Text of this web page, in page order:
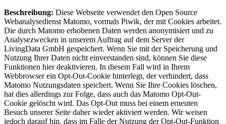
Beschreibung: Diese Webseite verwendet den Open Source
Webanalysedienst Matomo, vormals Piwik, der mit Cookies arbeitet.
Die durch Matomo erhobenen Daten werden anonymisiert und zu
Analysezwecken in unserem Auftrag auf dem Server der
LivingData GmbH gespeichert. Wenn Sie mit der Speicherung und
Nutzung Ihrer Daten nicht einverstanden sind, können Sie diese
Funktionen hier deaktivieren. In diesem Fall wird in Ihrem
Webbrowser ein Opt-Out-Cookie hinterlegt, der verhindert, dass
Matomo Nutzungsdaten speichert. Wenn Sie Ihre Cookies löschen,
hat dies allerdings zur Folge, dass auch das Matomo Opt-Out-
Cookie gelöscht wird. Das Opt-Out muss bei einem erneuten
Besuch unserer Seite daher wieder aktiviert werden. Wir weisen
jedoch darauf hin, dass im Falle der Nutzung der Opt-Out-Funktion